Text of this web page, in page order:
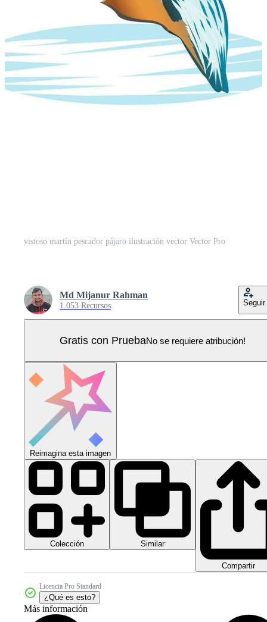
vistoso martín pescador pájaro ilustración vector Vector Pro
Md Mijanur Rahman
1.053 Recursos Seguir
Gratis con PruebaNo se requiere atribución!
Reimagina esta imagen
Colección Similar
Compartir
Licencia Pro Standard
¿Qué es esto?
Más información